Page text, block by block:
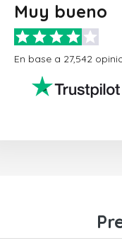
Muy bueno
En base a 27,542